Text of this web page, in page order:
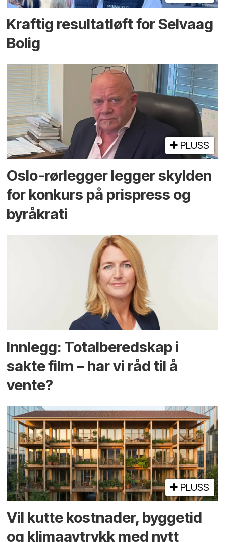
Kraftig resultatløft for Selvaag
Bolig
PLUSS
Oslo-rørlegger legger skylden
for konkurs på prispress og
byråkrati
Innlegg: Totalberedskap i
sakte film – har vi råd til å
vente?
PLUSS
Vil kutte kostnader, byggetid
og klima­avtrykk med nytt